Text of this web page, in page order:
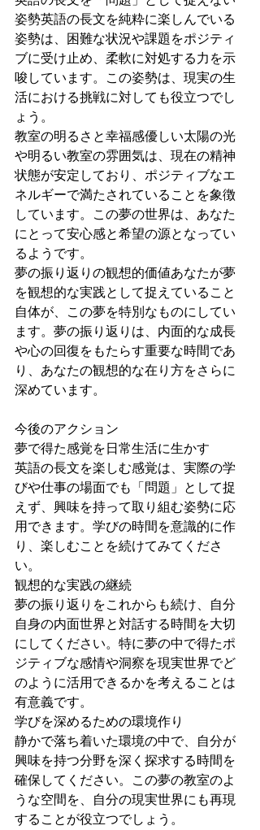
姿勢英語の長文を純粋に楽しんでいる
姿勢は、困難な状況や課題をポジティ
ブに受け止め、柔軟に対処する力を示
唆しています。この姿勢は、現実の生
活における挑戦に対しても役立つでし
ょう。
教室の明るさと幸福感優しい太陽の光
や明るい教室の雰囲気は、現在の精神
状態が安定しており、ポジティブなエ
ネルギーで満たされていることを象徴
しています。この夢の世界は、あなた
にとって安心感と希望の源となってい
るようです。
夢の振り返りの観想的価値あなたが夢
を観想的な実践として捉えていること
自体が、この夢を特別なものにしてい
ます。夢の振り返りは、内面的な成長
や心の回復をもたらす重要な時間であ
り、あなたの観想的な在り方をさらに
深めています。
今後のアクション
夢で得た感覚を日常生活に生かす
英語の長文を楽しむ感覚は、実際の学
びや仕事の場面でも「問題」として捉
えず、興味を持って取り組む姿勢に応
用できます。学びの時間を意識的に作
り、楽しむことを続けてみてくださ
い。
観想的な実践の継続
夢の振り返りをこれからも続け、自分
自身の内面世界と対話する時間を大切
にしてください。特に夢の中で得たポ
ジティブな感情や洞察を現実世界でど
のように活用できるかを考えることは
有意義です。
学びを深めるための環境作り
静かで落ち着いた環境の中で、自分が
興味を持つ分野を深く探求する時間を
確保してください。この夢の教室のよ
うな空間を、自分の現実世界にも再現
することが役立つでしょう。